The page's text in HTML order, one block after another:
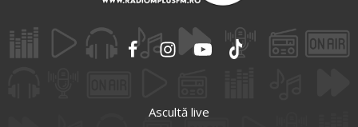
Ascultă live